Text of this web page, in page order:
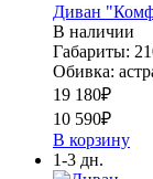
Диван
В наличии
Габариты:
Обивка:
19 180₽
10 590₽
В корзину
1-3 дн.